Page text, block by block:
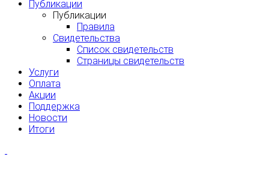
Публикации
Публикации
Правила
Свидетельства
Список свидетельств
Страницы свидетельств
Услуги
Оплата
Акции
Поддержка
Новости
Итоги